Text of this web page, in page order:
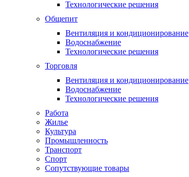
Технологические решения
Общепит
Вентиляция и кондиционирование
Водоснабжение
Технологические решения
Торговля
Вентиляция и кондиционирование
Водоснабжение
Технологические решения
Работа
Жилье
Культура
Промышленность
Транспорт
Спорт
Сопутствующие товары